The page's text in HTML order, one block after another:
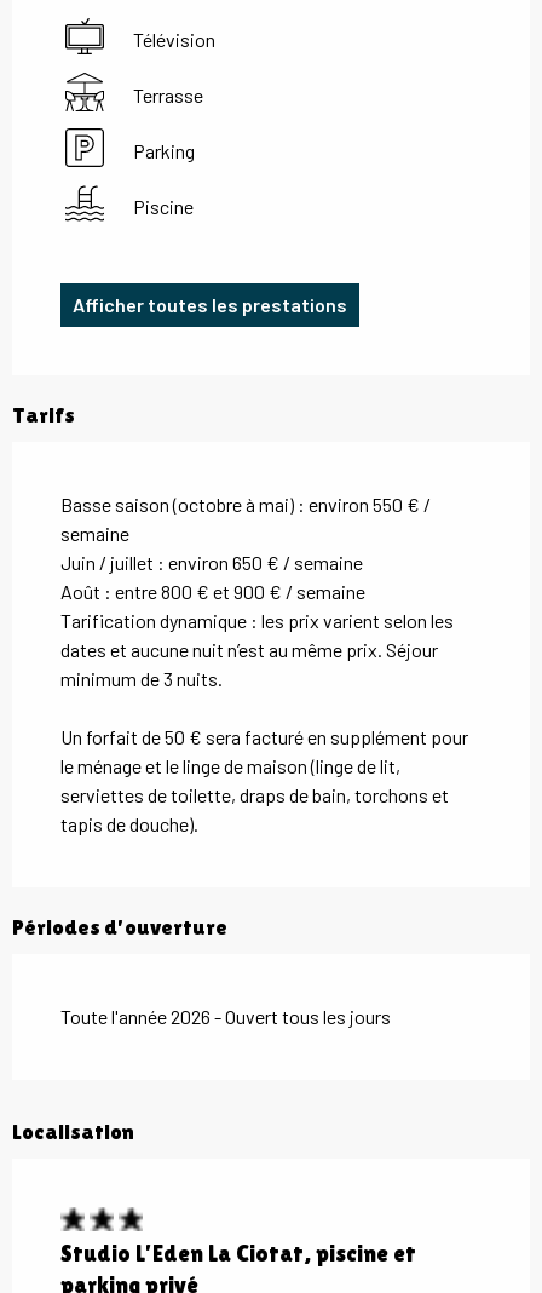
Télévision
Terrasse
Parking
Piscine
Afficher toutes les prestations
Tarifs
Basse saison (octobre à mai) : environ 550 € /
semaine
Juin / juillet : environ 650 € / semaine
Août : entre 800 € et 900 € / semaine
Tarification dynamique : les prix varient selon les
dates et aucune nuit n’est au même prix. Séjour
minimum de 3 nuits.
Un forfait de 50 € sera facturé en supplément pour
le ménage et le linge de maison (linge de lit,
serviettes de toilette, draps de bain, torchons et
tapis de douche).
Périodes d'ouverture
Toute l'année 2026 - Ouvert tous les jours
Localisation
Studio L’Eden La Ciotat, piscine et
parking privé